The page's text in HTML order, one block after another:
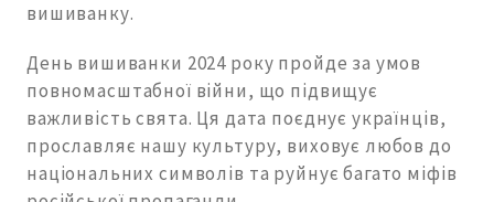
вишиванку.
День вишиванки 2024 року пройде за умов
повномасштабної війни, що підвищує
важливість свята. Ця дата поєднує українців,
прославляє нашу культуру, виховує любов до
національних символів та руйнує багато міфів